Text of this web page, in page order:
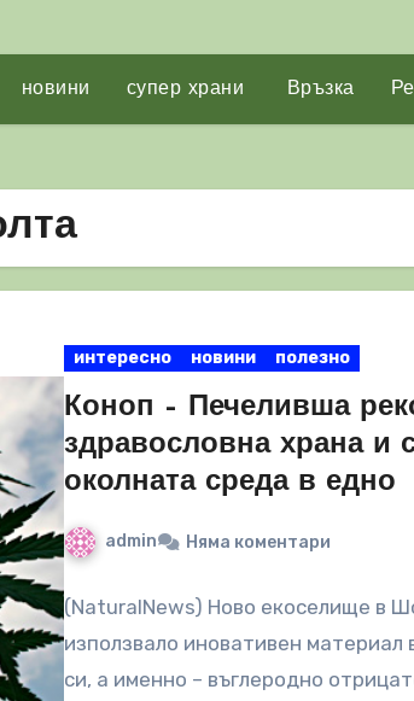
новини супер храни Връзка
интересно новини полезно
Коноп – Печеливша
здравословна храна и
околната среда в едно
admin Няма коментари
(NaturalNews) Ново екоселище в
използвало иновативен материал
си, а именно – въглеродно